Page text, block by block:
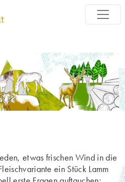
etwas frischen Wind in die
ein Stück Lamm